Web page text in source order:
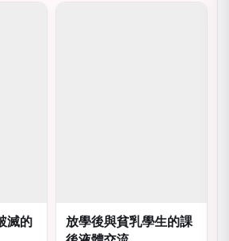
滅的
放學後與貧乳學生的課